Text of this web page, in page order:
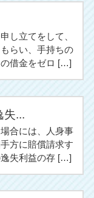
し立てをして、
らい、手持ちの
借金をゼロ […]
失...
合には、人身事
方に賠償請求す
失利益の存 […]